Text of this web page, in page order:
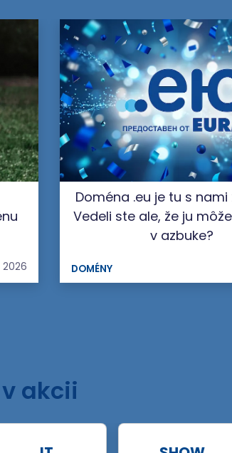
2026
Doména .eu je tu s nami
Vedeli ste ale, že ju
v azbuke?
DOMÉNY
akcii